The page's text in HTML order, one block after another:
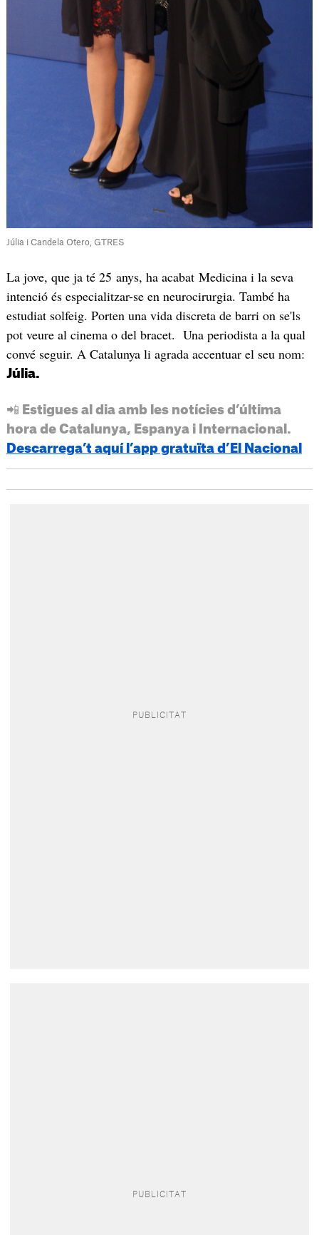
Júlia i Candela Otero, GTRES
La jove, que ja té 25 anys, ha acabat Medicina i la seva
intenció és especialitzar-se en neurocirurgia. També ha
estudiat solfeig. Porten una vida discreta de barri on se'ls
pot veure al cinema o del bracet. Una periodista a la qual
convé seguir. A Catalunya li agrada accentuar el seu nom:
Júlia.
📲 Estigues al dia amb les notícies d’última
hora de Catalunya, Espanya i Internacional.
Descarrega’t aquí l’app gratuïta d’El Nacional